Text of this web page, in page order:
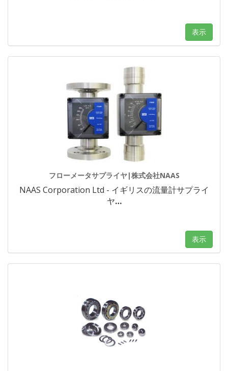
表示
フローメータサプライヤ|株式会社NAAS
NAAS Corporation Ltd - イギリスの流量計サプライ
ヤ…
表示